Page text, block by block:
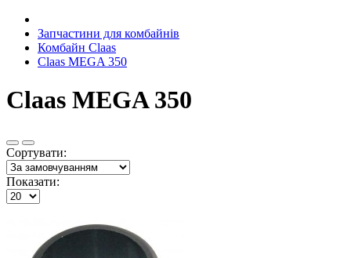
Запчастини для комбайнів
Комбайн Claas
Claas MEGA 350
Claas MEGA 350
Сортувати:
Показати: